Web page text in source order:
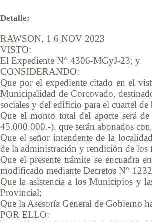
Detalle:
RAWSON, 1 6 NOV 2023
VISTO:
El Expediente N° 4306-MGyJ-23; y
CONSIDERANDO:
Que por el expediente citado en el
Municipalidad de Corcovado,
sociales y del edificio para el cuartel
Que el monto total del aporte será
45.000.000.-), que serán abonados
Que el señor intendente de la
de la administración y rendición de los
Que el presente trámite se encuadra
modificado mediante Decretos N°
Que la asistencia a los Municipios y
Provincial;
Que la Asesoría General de Gobierno
POR ELLO: